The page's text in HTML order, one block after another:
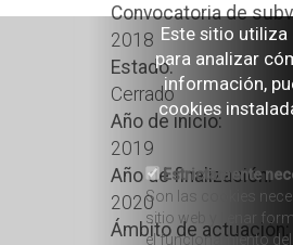
Convocatoria de
2018
Estado:
Cerrado
Año de inicio:
2019
Año de finalización:
2020
Ámbito de actuación:
Este sitio utiliza
para analizar
información,
cookies
Estrictamente
Son las cookies
sitio web y llenar
el funcionamiento